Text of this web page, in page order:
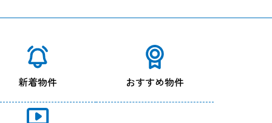
新着物件 おすすめ物件